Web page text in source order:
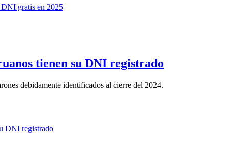
tienen su DNI registrado
debidamente identificados al cierre del 2024.